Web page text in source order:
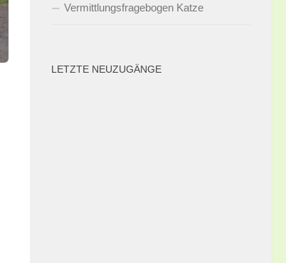
Vermittlungsfragebogen Katze
LETZTE NEUZUGÄNGE